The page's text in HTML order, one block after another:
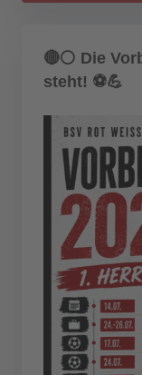
🔴⚪ Die
steht! ⚽💪